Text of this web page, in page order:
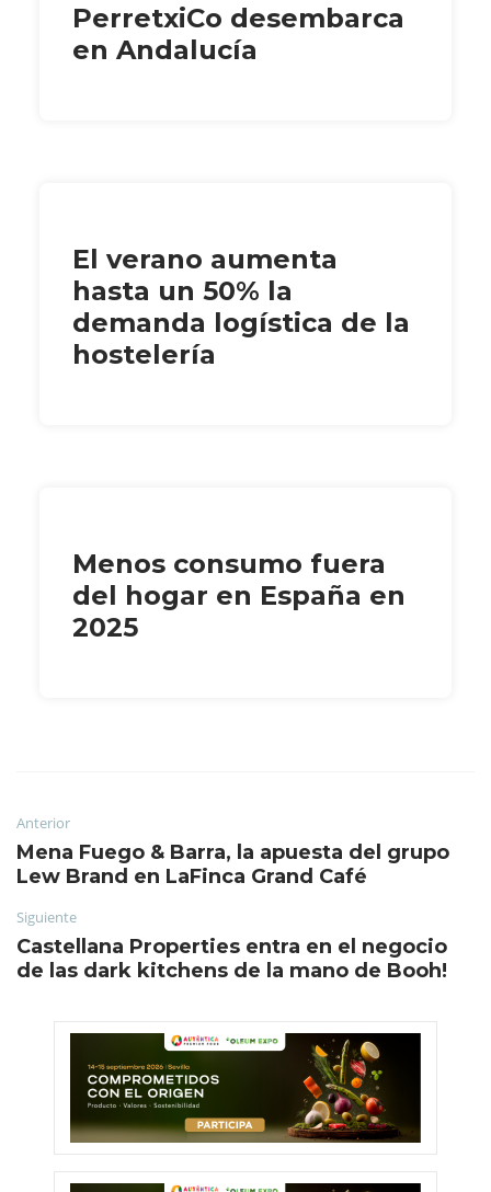
PerretxiCo desembarca
en Andalucía
El verano aumenta
hasta un 50% la
demanda logística de la
hostelería
Menos consumo fuera
del hogar en España en
2025
Anterior
Mena Fuego & Barra, la apuesta del grupo
Lew Brand en LaFinca Grand Café
Siguiente
Castellana Properties entra en el negocio
de las dark kitchens de la mano de Booh!